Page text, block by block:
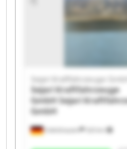
Odelzhausen
Sejari Kraftfahrzeuge GmbH
Sejari Kraftfahrzeuge
GmbH Sejari
GmbH